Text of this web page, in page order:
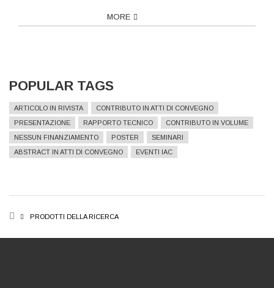
MORE
POPULAR TAGS
ARTICOLO IN RIVISTA
CONTRIBUTO IN ATTI DI CONVEGNO
PRESENTAZIONE
RAPPORTO TECNICO
CONTRIBUTO IN VOLUME
NESSUN FINANZIAMENTO
POSTER
SEMINARI
ABSTRACT IN ATTI DI CONVEGNO
EVENTI IAC
BREADCRUMB
PRODOTTI DELLA RICERCA